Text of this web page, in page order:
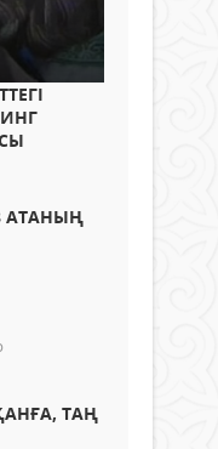
АТАНЫҢ
ТАҢ